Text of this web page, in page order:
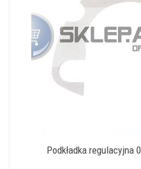
Podkładka regulacyjna